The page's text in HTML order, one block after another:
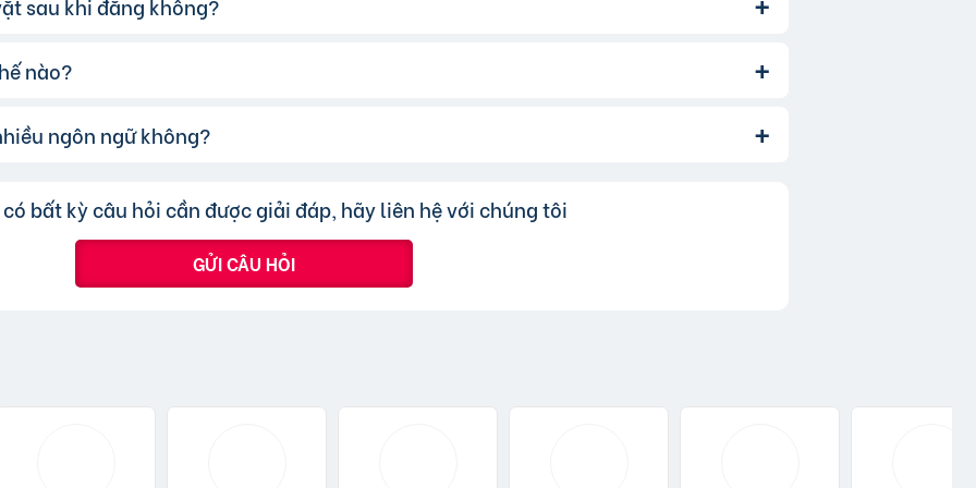
tiết, rõ ràng.
để tăng khả năng hiển thị.
sau khi đăng không?
sửa đổi tiêu đề hoặc nội dung tin rao vặt sau khi đăng, bạn cũng có thể thay đổi danh mục
nào?
đo lường thông qua lượt nhấp và truy cập trực tiếp, có nghĩa là khi người dùng nhấp
ngôn ngữ không?
nhận các tin đăng sử dụng tiếng Việt có dấu.
có bất kỳ câu hỏi cần được giải đáp, hãy liên hệ với chúng tôi
GỬI CÂU HỎI